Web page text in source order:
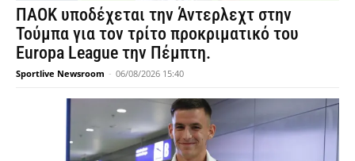
ΠΑΟΚ υποδέχεται την Άντερλεχτ στην
Τούμπα για τον τρίτο προκριματικό του
Europa League την Πέμπτη.
Sportlive Newsroom - 06/08/2026 15:40